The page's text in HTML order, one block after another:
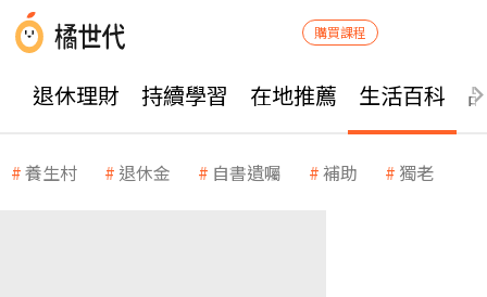
購買課程
退休理財 持續學習 在地推薦 生活百科
養生村 退休金 自書遺囑 補助 獨老